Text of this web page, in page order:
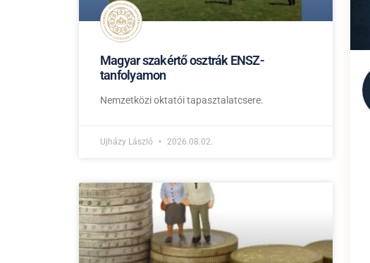
Magyar szakértő osztrák ENSZ-
tanfolyamon
Nemzetközi oktatói tapasztalatcsere.
Ujházy László 2026.08.02.